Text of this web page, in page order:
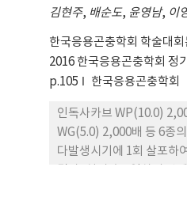
분)은 영기에 따라 차이가
기에 따라 지수적
따른 체면적 증가(=최대
(y=0.4ex)를 하였다. 영기
에는 성장하지 않거나 6
것을 관찰하였다. 영기별
기 증가량(mm2)/영기내
령기까지 각각 633, 283,
김현주, 배순도, 윤영남, 이
한국응용곤충학회 학술대회
2016 한국응용곤충학회 정
p.105
한국응용곤충학회
인독사카브 WP(10.0)
WG(5.0) 2,000배 등 6종
다발생시기에 1회 살포하
인독사카브 WP 1회 + 에